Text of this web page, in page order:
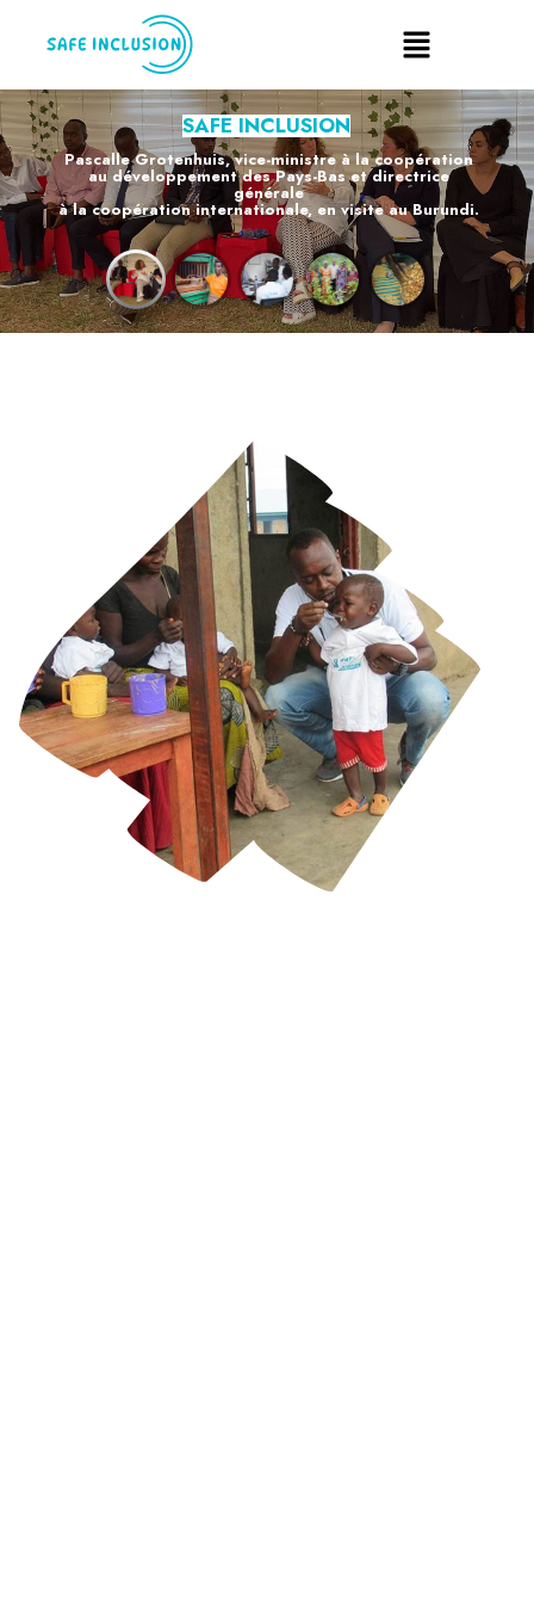
Pascalle Grotenhuis, vice-ministre à la coopération
au développement des Pays-Bas et directrice
générale
à la coopération internationale, en visite au Burundi.
SAFE INCLUSION